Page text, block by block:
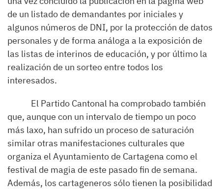
de un listado de demandantes por iniciales y
algunos números de DNI, por la protección de datos
personales y de forma análoga a la exposición de
las listas de interinos de educación, y por último la
realización de un sorteo entre todos los
interesados.
El Partido Cantonal ha comprobado también
que, aunque con un intervalo de tiempo un poco
más laxo, han sufrido un proceso de saturación
similar otras manifestaciones culturales que
organiza el Ayuntamiento de Cartagena como el
festival de magia de este pasado fin de semana.
Además, los cartageneros sólo tienen la posibilidad